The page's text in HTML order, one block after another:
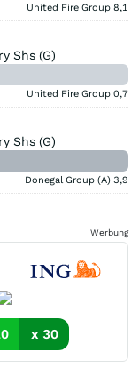
United Fire Group 8,1
Shs (G)
United Fire Group 0,7
Shs (G)
Donegal Group (A) 3,9
Werbung
x 30